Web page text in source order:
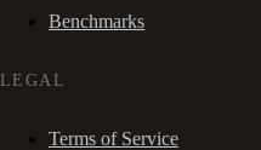
Benchmarks
LEGAL
Terms of Service